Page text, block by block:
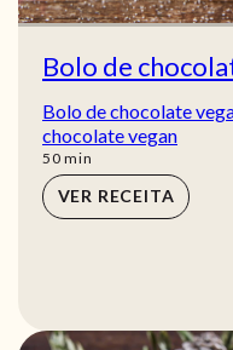
Bolo de
Bolo de chocolate
chocolate vegan
50min
min
VER RECEITA